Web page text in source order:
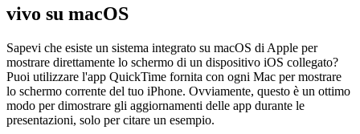
8 settembre 2021
Mostra lo schermo del tuo iPhone dal
vivo su macOS
Sapevi che esiste un sistema integrato su macOS di Apple per
mostrare direttamente lo schermo di un dispositivo iOS collegato?